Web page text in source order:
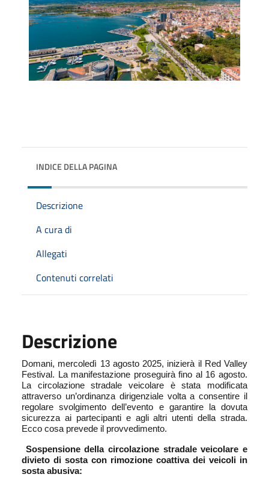
INDICE DELLA PAGINA
Descrizione
A cura di
Allegati
Contenuti correlati
Descrizione
Domani, mercoledì 13 agosto 2025, inizierà il Red Valley
Festival. La manifestazione proseguirà fino al 16 agosto.
La circolazione stradale veicolare è stata modificata
attraverso un’ordinanza dirigenziale volta a consentire il
regolare svolgimento dell’evento e garantire la dovuta
sicurezza ai partecipanti e agli altri utenti della strada.
Ecco cosa prevede il provvedimento.
Sospensione della circolazione stradale veicolare e
divieto di sosta con rimozione coattiva dei veicoli in
sosta abusiva: